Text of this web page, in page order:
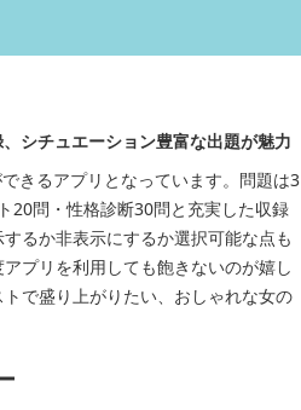
シチュエーション豊富な出題が魅力
きるアプリとなっています。問題は3
問・性格診断30問と充実した収録
るか非表示にするか選択可能な点も
プリを利用しても飽きないのが嬉し
で盛り上がりたい、おしゃれな女の